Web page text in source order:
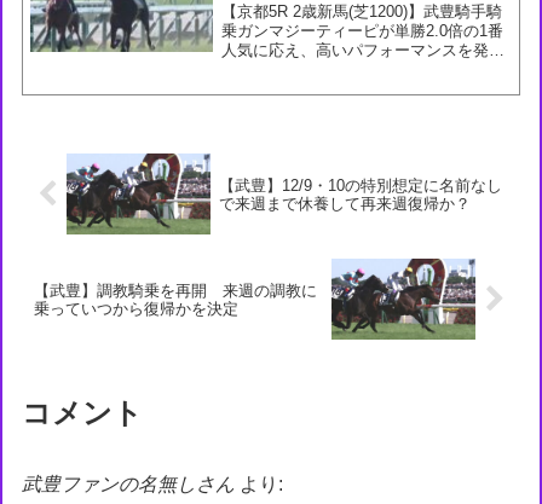
【京都5R 2歳新馬(芝1200)】武豊騎手騎
乗ガンマジーティーピが単勝2.0倍の1番
人気に応え、高いパフォーマンスを発揮
【武豊】12/9・10の特別想定に名前なし
で来週まで休養して再来週復帰か？
【武豊】調教騎乗を再開 来週の調教に
乗っていつから復帰かを決定
コメント
武豊ファンの名無しさん より: